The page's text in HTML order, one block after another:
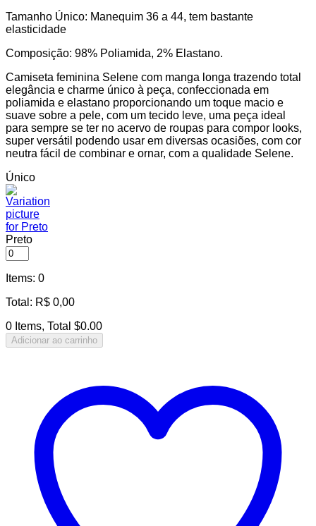
Tamanho Único: Manequim 36 a 44, tem bastante
elasticidade
Composição: 98% Poliamida, 2% Elastano.
Camiseta feminina Selene com manga longa trazendo total
elegância e charme único à peça, confeccionada em
poliamida e elastano proporcionando um toque macio e
suave sobre a pele, com um tecido leve, uma peça ideal
para sempre se ter no acervo de roupas para compor looks,
super versátil podendo usar em diversas ocasiões, com cor
neutra fácil de combinar e ornar, com a qualidade Selene.
Único
Preto
Items: 0
Total : R$ 0,00
0 Items, Total $0.00
Adicionar ao carrinho